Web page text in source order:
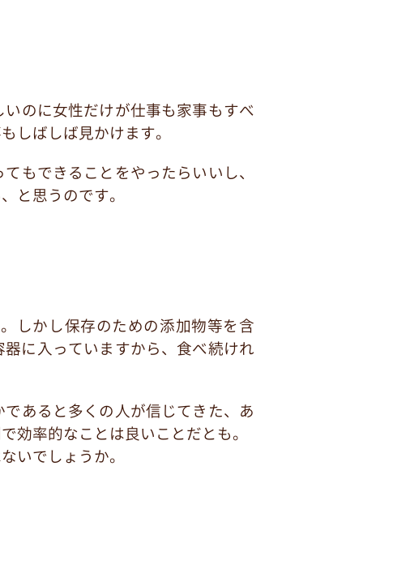
のに女性だけが仕事も家事もすべ
しばしば見かけます。
もできることをやったらいいし、
と思うのです。
しかし保存のための添加物等を含
に入っていますから、食べ続けれ
あると多くの人が信じてきた、あ
効率的なことは良いことだとも。
いでしょうか。